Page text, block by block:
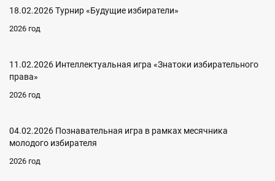
18.02.2026 Турнир «Будущие избиратели»
2026 год
11.02.2026 Интеллектуальная игра «Знатоки избирательного
права»
2026 год
04.02.2026 Познавательная игра в рамках месячника
молодого избирателя
2026 год